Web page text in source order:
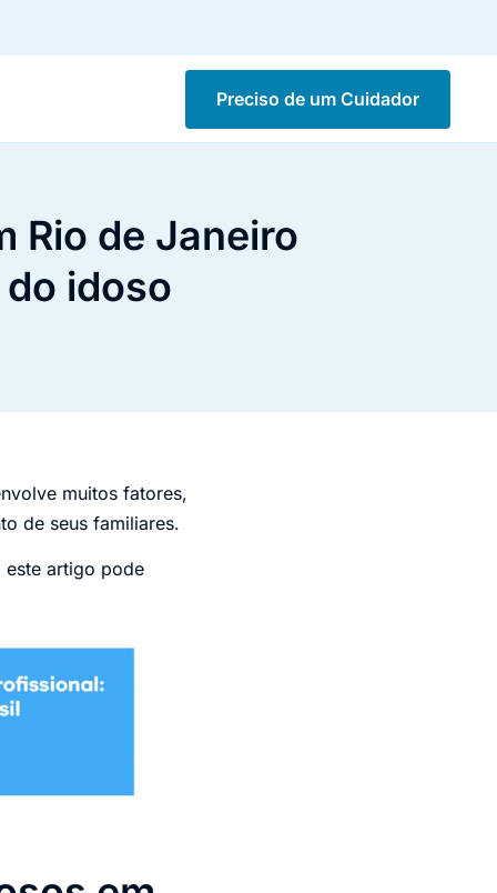
Preciso de um Cuidador
Rio de Janeiro
idoso
muitos fatores,
de seus familiares.
este artigo pode